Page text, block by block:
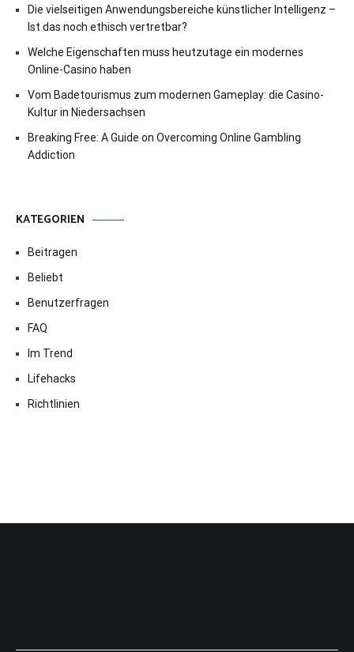
Die vielseitigen Anwendungsbereiche künstlicher Intelligenz –
Ist das noch ethisch vertretbar?
Welche Eigenschaften muss heutzutage ein modernes
Online-Casino haben
Vom Badetourismus zum modernen Gameplay: die Casino-
Kultur in Niedersachsen
Breaking Free: A Guide on Overcoming Online Gambling
Addiction
KATEGORIEN
Beitragen
Beliebt
Benutzerfragen
FAQ
Im Trend
Lifehacks
Richtlinien